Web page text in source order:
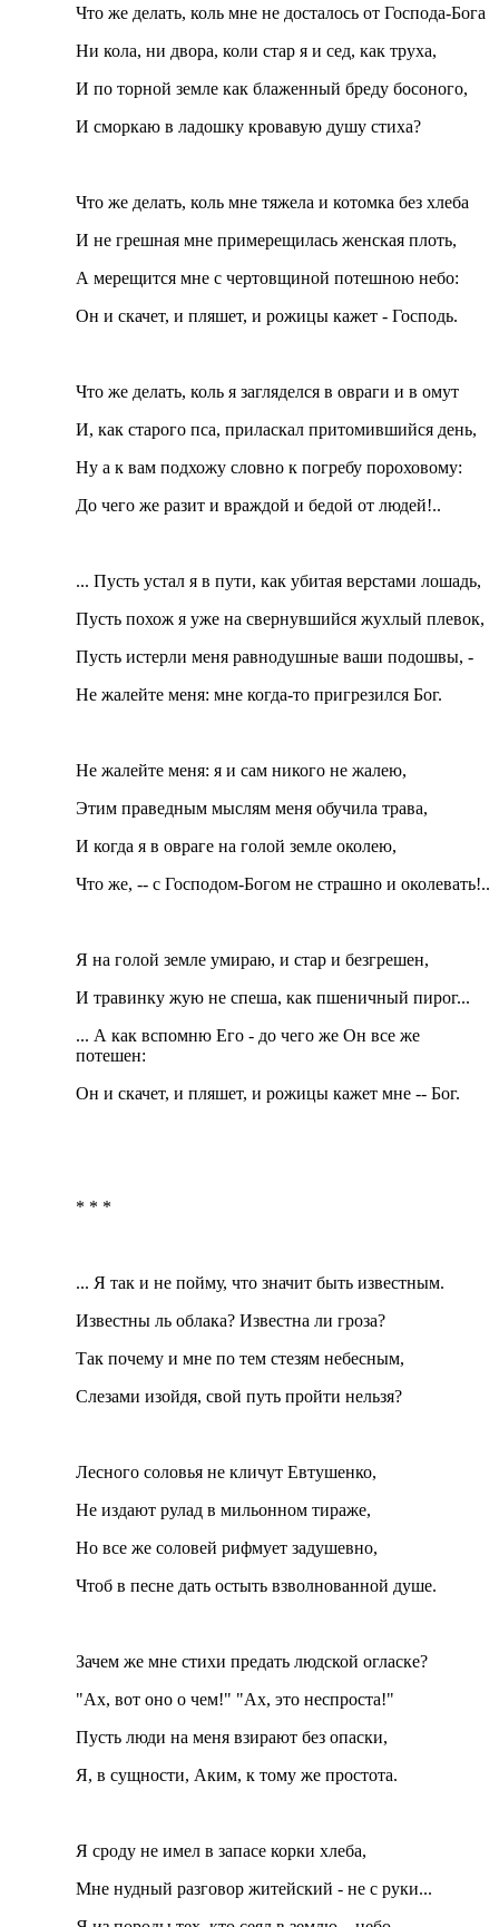
Что же делать, коль мне не досталось от Господа-Бога
Ни кола, ни двора, коли стар я и сед, как труха,
И по торной земле как блаженный бреду босоного,
И сморкаю в ладошку кровавую душу стиха?
Что же делать, коль мне тяжела и котомка без хлеба
И не грешная мне примерещилась женская плоть,
А мерещится мне с чертовщиной потешною небо:
Он и скачет, и пляшет, и рожицы кажет - Господь.
Что же делать, коль я загляделся в овраги и в омут
И, как старого пса, приласкал притомившийся день,
Ну а к вам подхожу словно к погребу пороховому:
До чего же разит и враждой и бедой от людей!..
... Пусть устал я в пути, как убитая верстами лошадь,
Пусть похож я уже на свернувшийся жухлый плевок,
Пусть истерли меня равнодушные ваши подошвы, -
Не жалейте меня: мне когда-то пригрезился Бог.
Не жалейте меня: я и сам никого не жалею,
Этим праведным мыслям меня обучила трава,
И когда я в овраге на голой земле околею,
Что же, -- с Господом-Богом не страшно и околевать!..
Я на голой земле умираю, и стар и безгрешен,
И травинку жую не спеша, как пшеничный пирог...
... А как вспомню Его - до чего же Он все же
потешен:
Он и скачет, и пляшет, и рожицы кажет мне -- Бог.
* * *
... Я так и не пойму, что значит быть известным.
Известны ль облака? Известна ли гроза?
Так почему и мне по тем стезям небесным,
Слезами изойдя, свой путь пройти нельзя?
Лесного соловья не кличут Евтушенко,
Не издают рулад в мильонном тираже,
Но все же соловей рифмует задушевно,
Чтоб в песне дать остыть взволнованной душе.
Зачем же мне стихи предать людской огласке?
"Ах, вот оно о чем!" "Ах, это неспроста!"
Пусть люди на меня взирают без опаски,
Я, в сущности, Аким, к тому же простота.
Я сроду не имел в запасе корки хлеба,
Мне нудный разговор житейский - не с руки...